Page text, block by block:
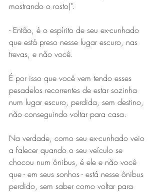
mostrando o rosto)".
- Então, é o espírito de seu ex-cunhado
que está preso nesse lugar escuro, nas
trevas, e não você.
É por isso que você vem tendo esses
pesadelos recorrentes de estar sozinha
num lugar escuro, perdida, sem destino,
não conseguindo voltar para casa.
Na verdade, como seu ex-cunhado veio
a falecer quando o seu veículo se
chocou num ônibus, é ele e não você
que - em seus sonhos - está nesse ônibus
perdido, sem saber como voltar para